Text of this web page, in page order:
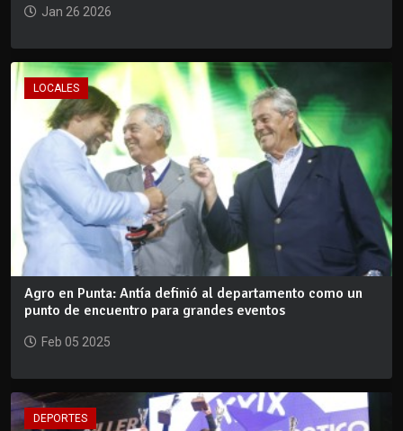
Jan 26 2026
LOCALES
Agro en Punta: Antía definió al departamento como un
punto de encuentro para grandes eventos
Feb 05 2025
DEPORTES